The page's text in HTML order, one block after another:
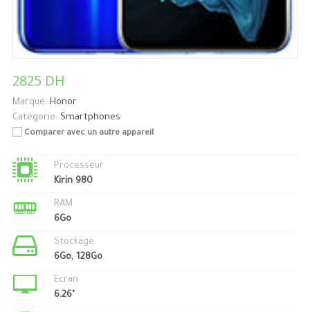
2825 DH
Marque: Honor
Catégorie: Smartphones
Comparer avec un autre appareil
Processeur
Kirin 980
RAM
6Go
Stockage
6Go, 128Go
Ecran
6.26"